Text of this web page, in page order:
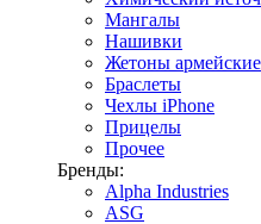
Мангалы
Нашивки
Жетоны армейские
Браслеты
Чехлы iPhone
Прицелы
Прочее
Бренды:
Alpha Industries
ASG